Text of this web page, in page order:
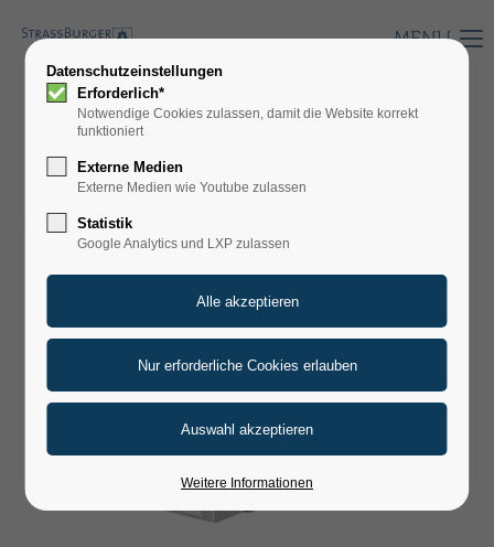
MENU
HERMETIX PM MIT
MEMBRANPLATTEN
Datenschutzeinstellungen
Erforderlich*
Notwendige Cookies zulassen, damit die Website korrekt
funktioniert
Externe Medien
Externe Medien wie Youtube zulassen
Statistik
Google Analytics und LXP zulassen
Weitere Informationen